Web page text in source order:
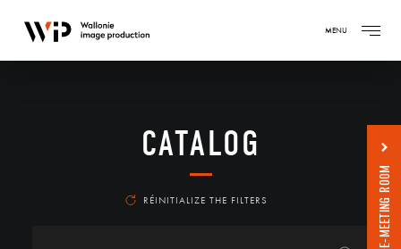
MENU
CATALOG
RÉINITIALIZE THE FILTERS E-MEETING ROOM